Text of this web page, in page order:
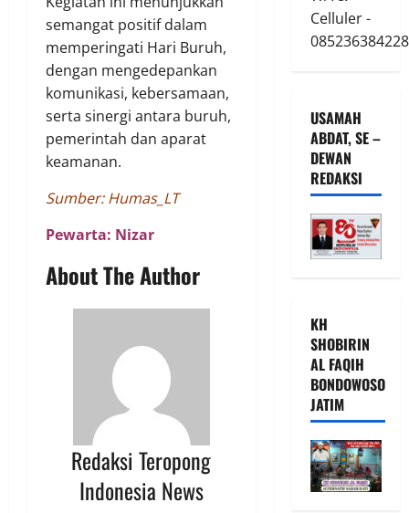
semangat positif dalam
memperingati Hari Buruh,
dengan mengedepankan
komunikasi, kebersamaan,
serta sinergi antara buruh,
pemerintah dan aparat
keamanan.
Sumber: Humas_LT
Pewarta: Nizar
About The Author
Redaksi Teropong
Indonesia News
Celluler -
085236384228
USAMAH
ABDAT, SE –
DEWAN
REDAKSI
KH
SHOBIRIN
AL FAQIH
BONDOWOSO
JATIM